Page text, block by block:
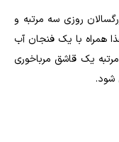
روزی سه مرتبه و
همراه با یک فنجان آب
یک قاشق مرباخوری
شود.